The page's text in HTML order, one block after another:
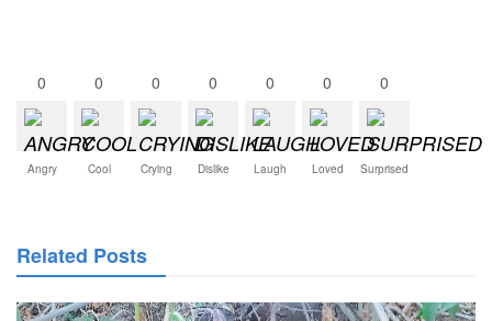
0
Angry
0
Cool
0
Crying
0
Dislike
0
Laugh
0
Loved
0
Surprised
Related Posts